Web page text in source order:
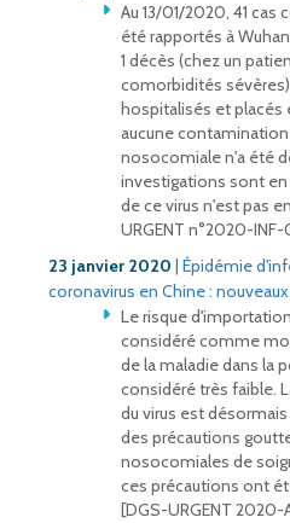
Au 13/01/2020, 41
été rapportés à
1 décès (chez un
comorbidités
hospitalisés et placés
aucune
nosocomiale n'a été
investigations sont en
de ce virus n'est pas
URGENT n°2020-INF-
23 janvier 2020 | Épidémie
coronavirus en Chine :
Le risque
considéré comme
de la maladie dans la
considéré très faible.
du virus est
des précautions
nosocomiales de
ces précautions ont
[DGS-URGENT 2020-